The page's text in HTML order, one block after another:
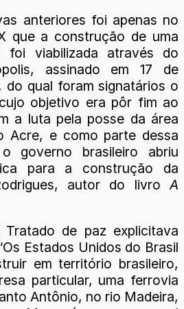
anteriores foi apenas no
que a construção de uma
foi viabilizada através do
assinado em 17 de
do qual foram signatários o
objetivo era pôr fim ao
a luta pela posse da área
Acre, e como parte dessa
governo brasileiro abriu
para a construção da
autor do livroA
de paz explicitava
Estados Unidos do Brasil
em território brasileiro,
particular, uma ferrovia
Antônio, no rio Madeira,